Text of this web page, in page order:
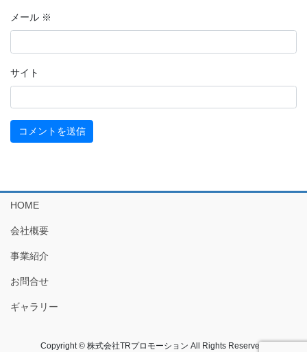
メール ※
サイト
HOME
会社概要
事業紹介
お問合せ
ギャラリー
Copyright © 株式会社TRプロモーション All Rights Reserved.